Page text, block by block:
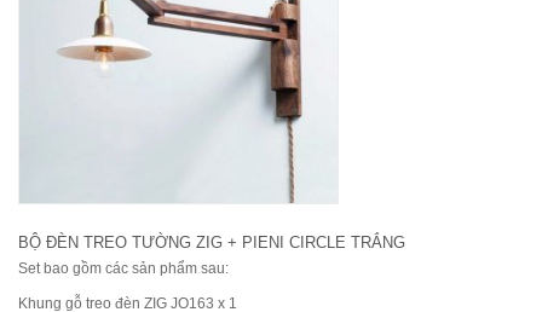
BỘ ĐÈN TREO TƯỜNG ZIG + PIENI CIRCLE TRẮNG
Set bao gồm các sản phẩm sau:
Khung gỗ treo đèn ZIG JO163 x 1